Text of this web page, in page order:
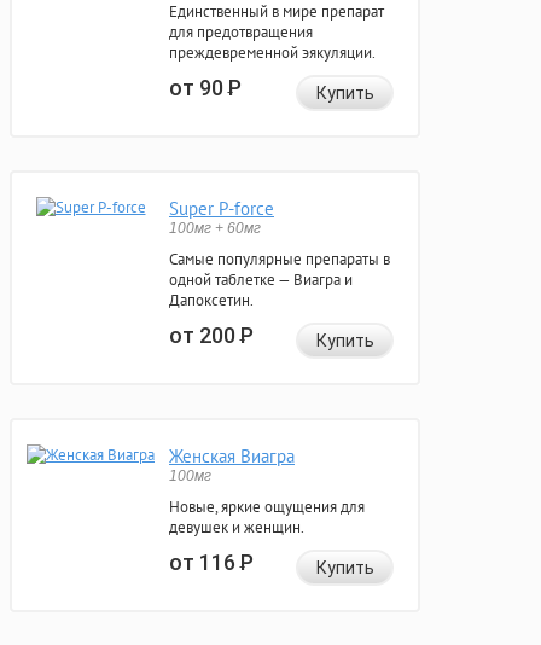
Единственный в мире препарат
для предотвращения
преждевременной эякуляции.
от 90Р Купить
Super P-force
100мг + 60мг
Самые популярные препараты в
одной таблетке — Виагра и
Дапоксетин.
от 200Р Купить
Женская Виагра
100мг
Новые, яркие ощущения для
девушек и женщин.
от 116Р Купить